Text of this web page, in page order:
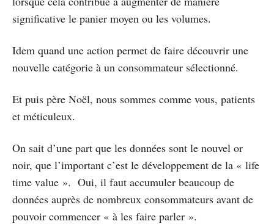
significative le panier moyen ou les volumes.
Idem quand une action permet de faire découvrir une
nouvelle catégorie à un consommateur sélectionné.
Et puis père Noël, nous sommes comme vous, patients
et méticuleux.
On sait d’une part que les données sont le nouvel or
noir, que l’important c’est le développement de la « life
time value ». Oui, il faut accumuler beaucoup de
données auprès de nombreux consommateurs avant de
pouvoir commencer « à les faire parler ».